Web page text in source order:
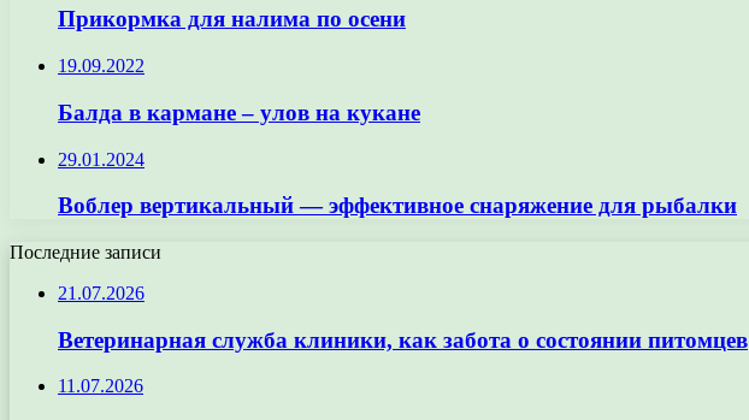
Прикормка для налима по осени
19.09.2022
Балда в кармане – улов на кукане
29.01.2024
Воблер вертикальный — эффективное снаряжение для рыбалки
Последние записи
21.07.2026
Ветеринарная служба клиники, как забота о состоянии питомцев
11.07.2026